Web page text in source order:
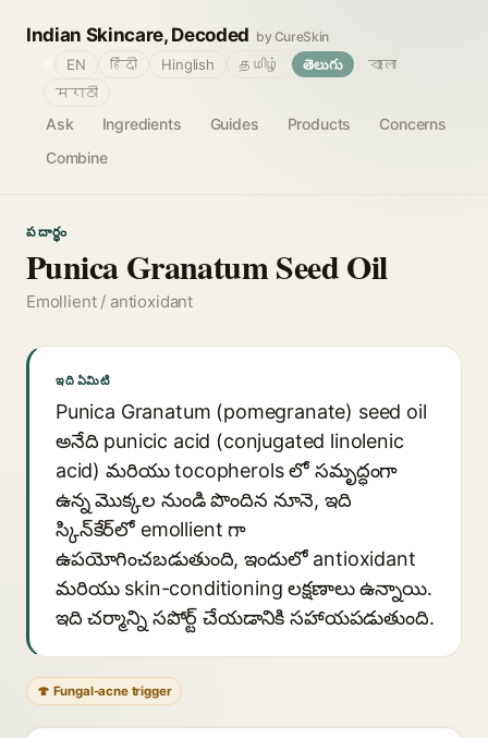
Indian Skincare, Decoded by CureSkin
Ask Ingredients Guides Products
Concerns
Combine
EN हिंदी Hinglish தமிழ் తెలుగు
বাংলা
मराठी
పదార్థం
Punica Granatum Seed Oil
Emollient / antioxidant
ఇది ఏమిటి
Punica Granatum (pomegranate) seed oil
అనేది punicic acid (conjugated linolenic
acid) మరియు tocopherols లో సమృద్ధంగా
ఉన్న మొక్కల నుండి పొందిన నూనె, ఇది
స్కిన్‌కేర్‌లో emollient గా
ఉపయోగించబడుతుంది, ఇందులో antioxidant
మరియు skin-conditioning లక్షణాలు ఉన్నాయి.
ఇది చర్మాన్ని సపోర్ట్ చేయడానికి సహాయపడుతుంది.
🍄 Fungal-acne trigger